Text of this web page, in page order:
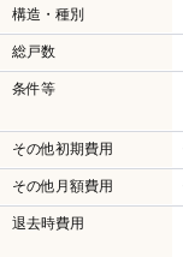
構造・種別
総戸数
条件等
その他初期費用
その他月額費用
退去時費用